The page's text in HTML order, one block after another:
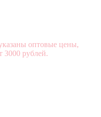
оптовые цены,
3000 рублей.